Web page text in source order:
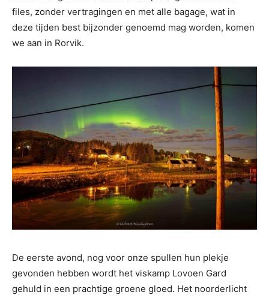
files, zonder vertragingen en met alle bagage, wat in
deze tijden best bijzonder genoemd mag worden, komen
we aan in Rorvik.
De eerste avond, nog voor onze spullen hun plekje
gevonden hebben wordt het viskamp Lovoen Gard
gehuld in een prachtige groene gloed. Het noorderlicht